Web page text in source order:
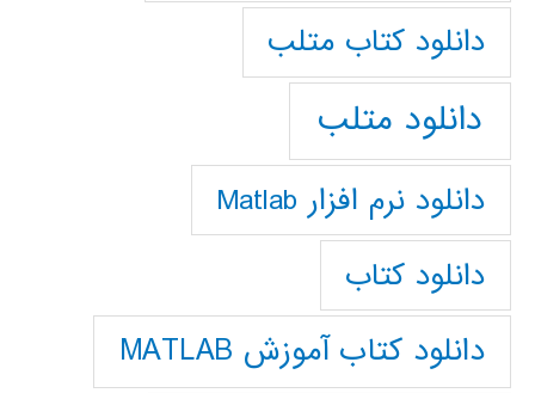
دانلود كتاب متلب
دانلود متلب
دانلود نرم افزار Matlab
دانلود کتاب
دانلود کتاب آموزش MATLAB